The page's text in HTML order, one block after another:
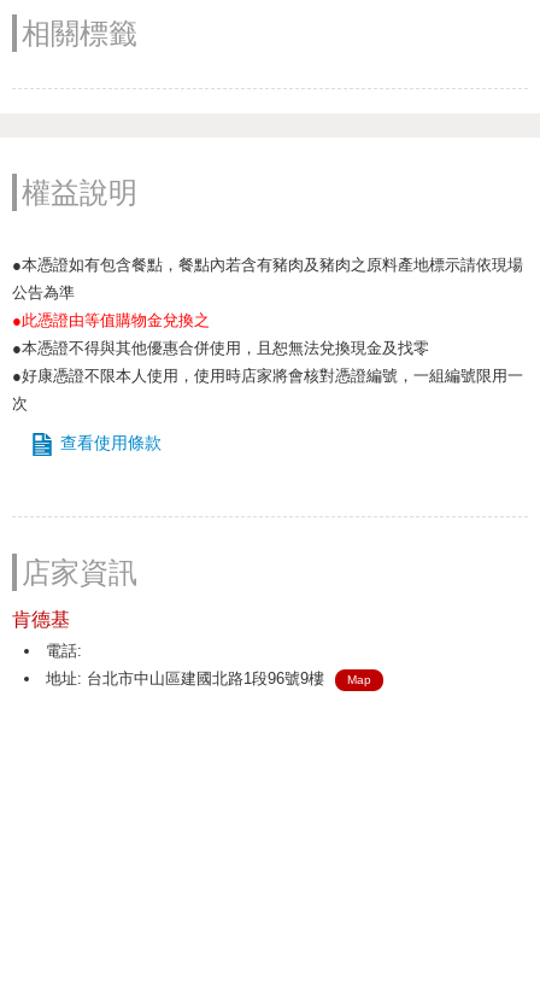
相關標籤
權益說明
●本憑證如有包含餐點，餐點內若含有豬肉及豬肉之原料產地標示請依現場
公告為準
●此憑證由等值購物金兌換之
●本憑證不得與其他優惠合併使用，且恕無法兌換現金及找零
●好康憑證不限本人使用，使用時店家將會核對憑證編號，一組編號限用一
次
查看使用條款
店家資訊
肯德基
電話:
地址: 台北市中山區建國北路1段96號9樓
Map